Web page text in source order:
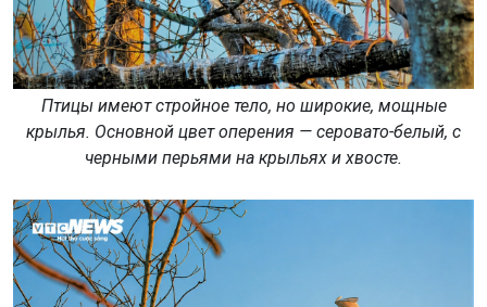
Птицы имеют стройное тело, но широкие, мощные
крылья. Основной цвет оперения — серовато-белый, с
черными перьями на крыльях и хвосте.